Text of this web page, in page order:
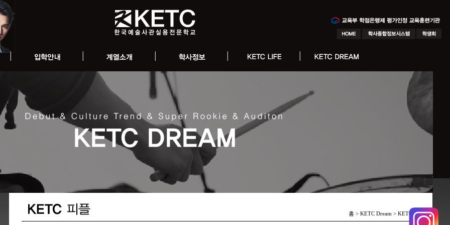
홈 > KETC Dream > KETC 피플